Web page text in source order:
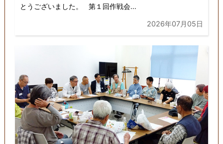
とうございました。 第１回作戦会...
2026年07月05日